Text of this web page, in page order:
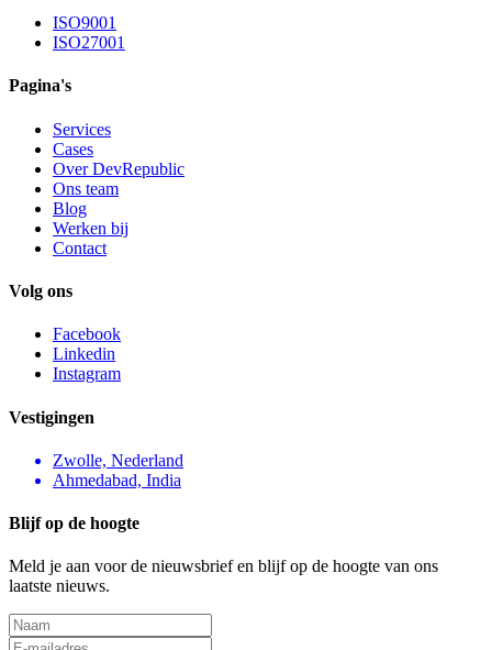
ISO9001
ISO27001
Pagina's
Services
Cases
Over DevRepublic
Ons team
Blog
Werken bij
Contact
Volg ons
Facebook
Linkedin
Instagram
Vestigingen
Zwolle, Nederland
Ahmedabad, India
Blijf op de hoogte
Meld je aan voor de nieuwsbrief en blijf op de hoogte van ons
laatste nieuws.